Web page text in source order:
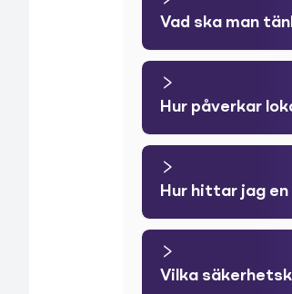
Vad ska man
Hur påverkar
Hur hittar jag
Vilka